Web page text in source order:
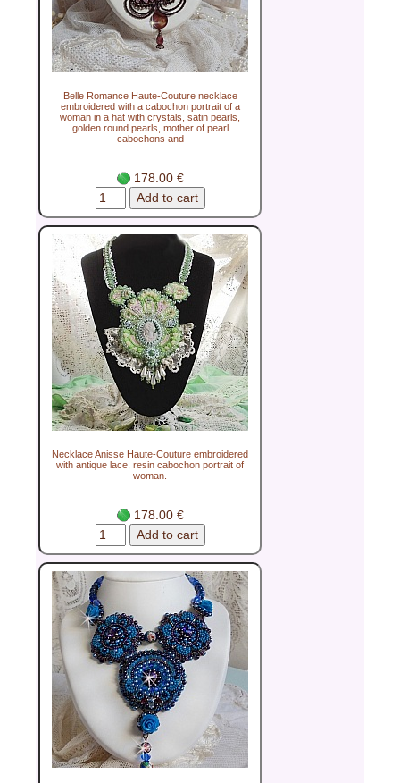
Belle Romance Haute-Couture necklace
embroidered with a cabochon portrait of a
woman in a hat with crystals, satin pearls,
golden round pearls, mother of pearl
cabochons and
178.00 €
Necklace Anisse Haute-Couture embroidered
with antique lace, resin cabochon portrait of
woman.
178.00 €